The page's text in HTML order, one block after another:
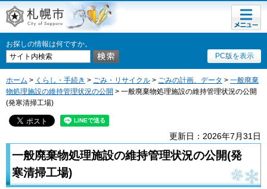
札幌市
お探しの情報は何ですか。
PC版を表示
メニュ
ー
ホーム > くらし・手続き > ごみ・リサイクル > ごみの計画、データ > 一般廃棄
物処理施設の維持管理状況の公開 > 一般廃棄物処理施設の維持管理状況の公開
(発寒清掃工場)
更新日：2026年7月31日
一般廃棄物処理施設の維持管理状況の公開(発
寒清掃工場)